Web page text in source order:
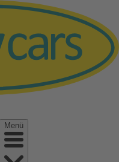
Menü